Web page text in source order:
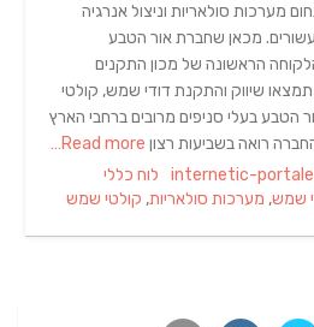
מערכות סולאריות וניצול אנרגיה
מכאן שחברת אור הטבע
הראשונה של מכון התקנים
תמצאו שיווק והתקנת דודי שמש, קולטי
הטבע בעלי סניפים מרובים ברחבי הארץ
רואה בשביעות רצון
internetic-
Categories
לוח כללי
שמש, מערכות סולאריות, קולטי שמש